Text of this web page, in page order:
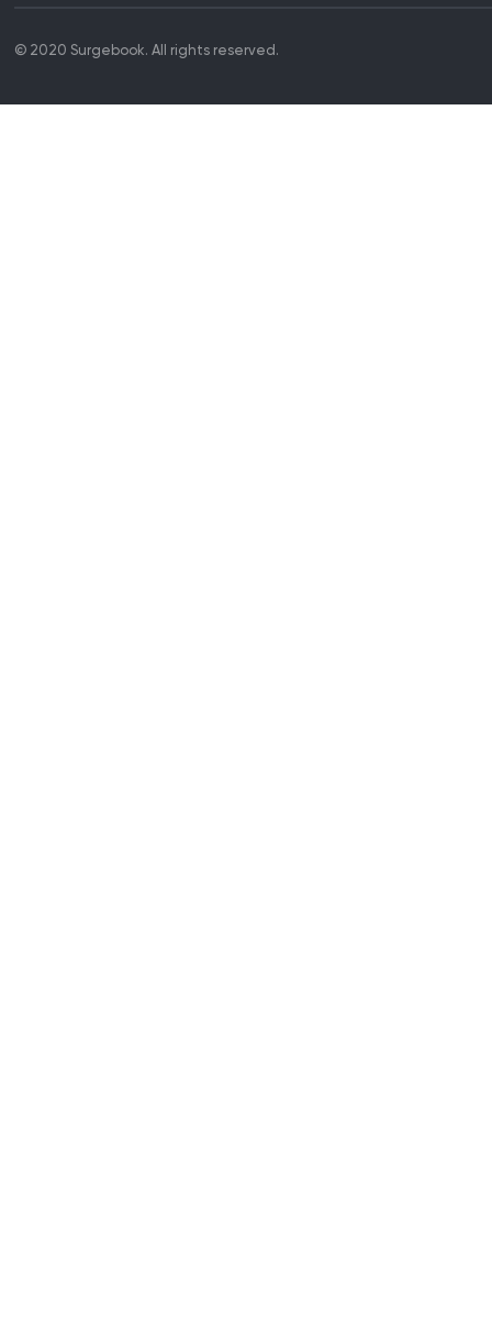
© 2020 Surgebook. All rights reserved.